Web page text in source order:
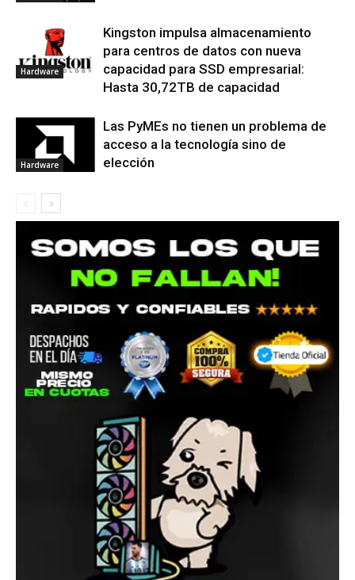
Hardware
Kingston impulsa almacenamiento
para centros de datos con nueva
capacidad para SSD empresarial:
Hasta 30,72TB de capacidad
Hardware
Las PyMEs no tienen un problema de
acceso a la tecnología sino de
elección